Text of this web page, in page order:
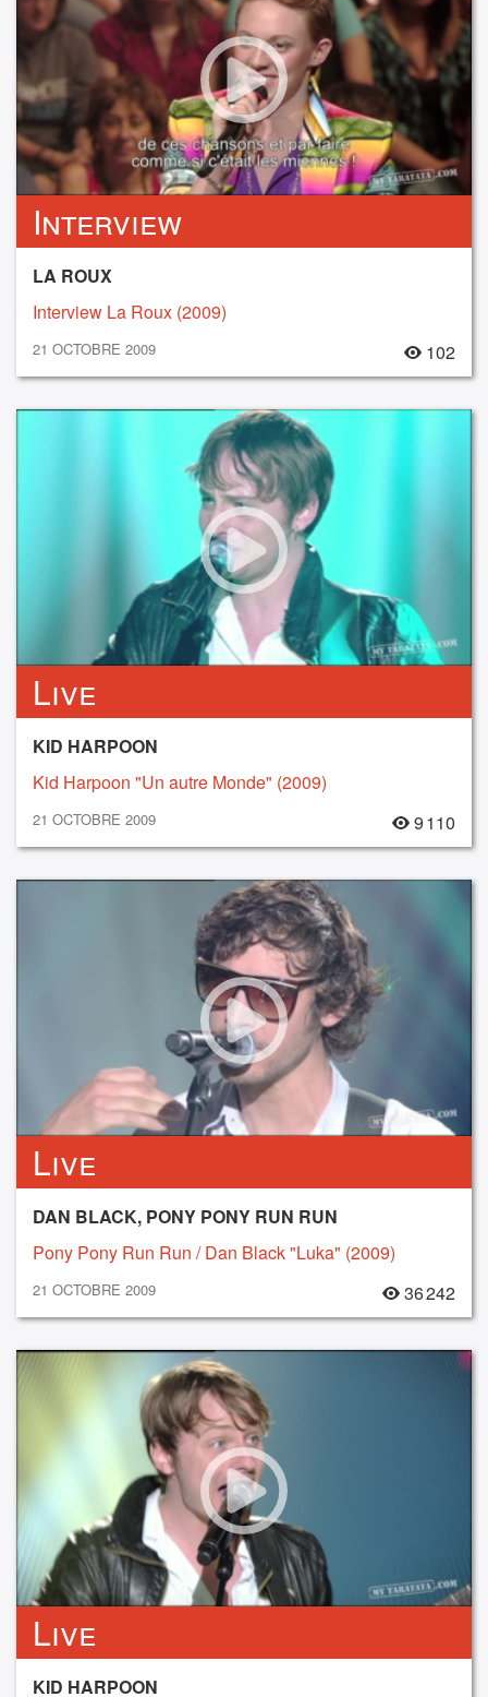
Interview
LA ROUX
Interview La Roux (2009)
21 OCTOBRE 2009 102
Live
KID HARPOON
Kid Harpoon "Un autre Monde" (2009)
21 OCTOBRE 2009 9 110
Live
DAN BLACK, PONY PONY RUN RUN
Pony Pony Run Run / Dan Black "Luka" (2009)
21 OCTOBRE 2009 36 242
Live
KID HARPOON